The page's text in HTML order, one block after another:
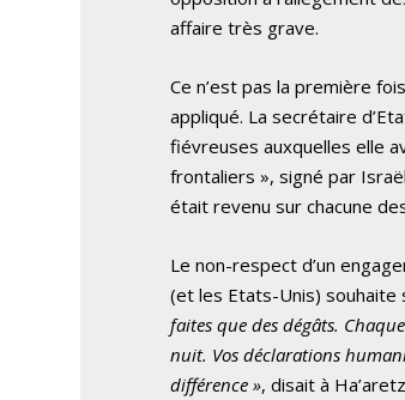
affaire très grave.
Ce n’est pas la première
appliqué. La secrétaire
fiévreuses auxquelles elle
frontaliers », signé par
était revenu sur chacune
Le non-respect d’un
(et les Etats-Unis)
faites que des dégâts.
nuit. Vos déclarations
différence », disait à